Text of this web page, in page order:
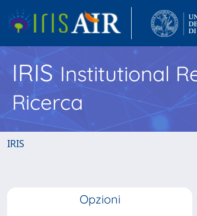
IRISInstitutional
Ricerca
IRIS
Opzioni